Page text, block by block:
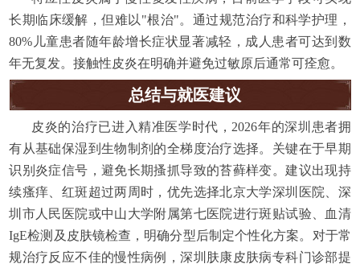
长期临床缓解，但难以"根治"。通过规范治疗和科学护理，
80%儿童患者随年龄增长症状显著减轻，成人患者可达到数
年无复发。接触性皮炎在明确并避免过敏原后通常可痊愈。
总结与就医建议
皮炎的治疗已进入精准医学时代，2026年的深圳患者拥
有从基础保湿到生物制剂的全梯度治疗选择。关键在于早期
识别炎症信号，避免长期搔抓导致的苔藓样变。建议出现持
续瘙痒、红斑超过两周时，优先选择北京大学深圳医院、深
圳市人民医院或中山大学附属第七医院进行斑贴试验、血清
IgE检测及皮肤镜检查，明确分型后制定个性化方案。对于常
规治疗反应不佳的慢性病例，深圳肤康皮肤病专科门诊部提